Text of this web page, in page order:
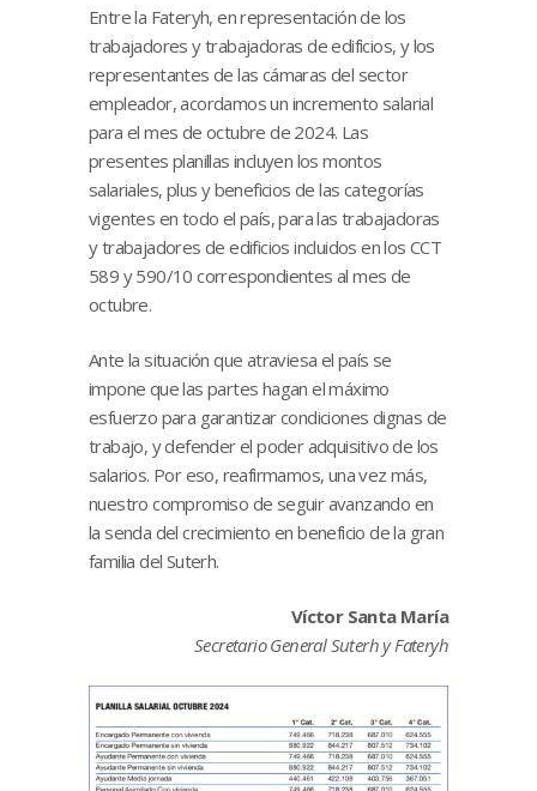
Entre la Fateryh, en representación de los
trabajadores y trabajadoras de edificios, y los
representantes de las cámaras del sector
empleador, acordamos un incremento salarial
para el mes de octubre de 2024. Las
presentes planillas incluyen los montos
salariales, plus y beneficios de las categorías
vigentes en todo el país, para las trabajadoras
y trabajadores de edificios incluidos en los CCT
589 y 590/10 correspondientes al mes de
octubre.
Ante la situación que atraviesa el país se
impone que las partes hagan el máximo
esfuerzo para garantizar condiciones dignas de
trabajo, y defender el poder adquisitivo de los
salarios. Por eso, reafirmamos, una vez más,
nuestro compromiso de seguir avanzando en
la senda del crecimiento en beneficio de la gran
familia del Suterh.
Víctor Santa María
Secretario General Suterh y Fateryh